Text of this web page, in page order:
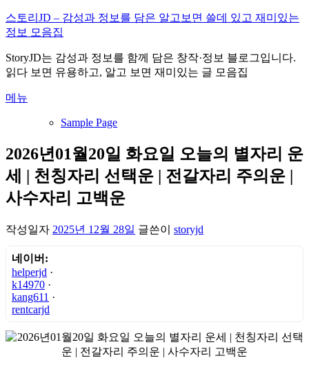
내
용
로
바
가
스토리JD – 감성과 정보를 담은 알고보면 쓸데 있고 재미있는
정보 모음집
StoryJD는 감성과 정보를 함께 담은 창작·정보 블로그입니다.
읽다 보면 유용하고, 알고 보면 재미있는 글 모음집
메뉴
Sample Page
2026년01월20일 화요일 오늘의 별자리 운
세 | 천칭자리 선택운 | 전갈자리 주의운 |
사수자리 고백운
작성일자 2025년 12월 28일 글쓴이 storyjd
네이버:
helperjd ·
k14970 ·
kang611 ·
rentcarjd